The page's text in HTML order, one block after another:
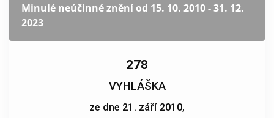
Minulé neúčinné zněníod 15. 10. 2010 - 31. 12.
2023
278
VYHLÁŠKA
ze dne 21. září 2010,